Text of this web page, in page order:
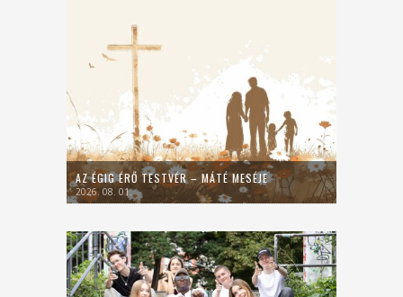
AZ ÉGIG ÉRŐ TESTVÉR – MÁTÉ MESÉJE
2026. 08. 01.